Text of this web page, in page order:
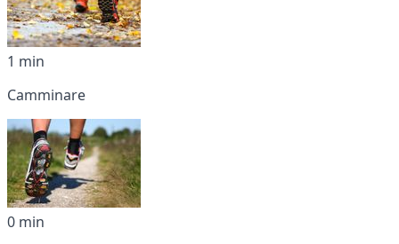
1 min
Camminare
0 min